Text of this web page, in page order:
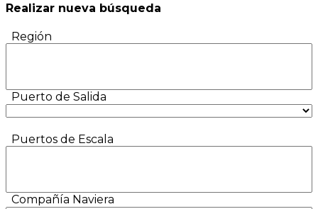
Realizar nueva búsqueda
Región
Puerto de Salida
Puertos de Escala
Compañía Naviera